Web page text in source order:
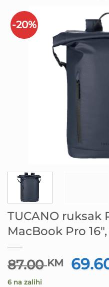
-20%
TUCANO ruksak
MacBook Pro 16″,
87.00KM
cijena
6 na zalihi